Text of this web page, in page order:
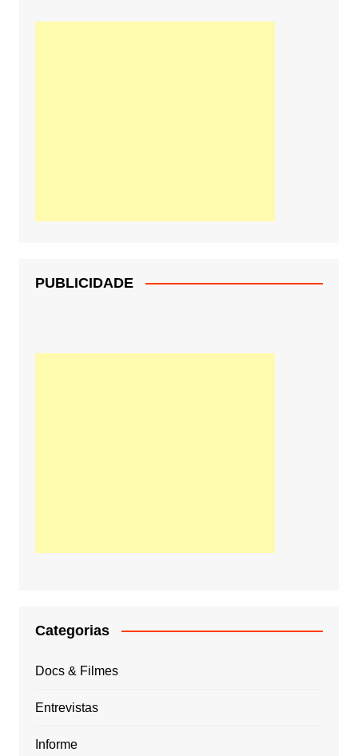
PUBLICIDADE
Categorias
Docs & Filmes
Entrevistas
Informe